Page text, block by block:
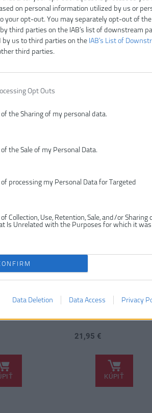
on personal information utilized by us or
your opt-out. You may separately opt-out of
third parties on the IAB’s list of downstream
by us to third parties on the IAB’s List of
third parties.
Opt Outs
the Sharing of my personal data.
the Sale of my Personal Data.
processing my Personal Data for Targeted
Collection, Use, Retention, Sale, and/or Sharing
Is Unrelated with the Purposes for which it was
Data Deletion Data Access Privacy
21,95 €
KÚPIŤ